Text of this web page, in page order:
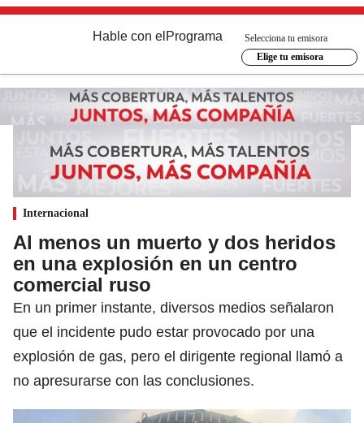
Hable con el Programa
Selecciona tu emisora
Elige tu emisora
Internacional
Al menos un muerto y dos heridos
en una explosión en un centro
comercial ruso
En un primer instante, diversos medios señalaron
que el incidente pudo estar provocado por una
explosión de gas, pero el dirigente regional llamó a
no apresurarse con las conclusiones.